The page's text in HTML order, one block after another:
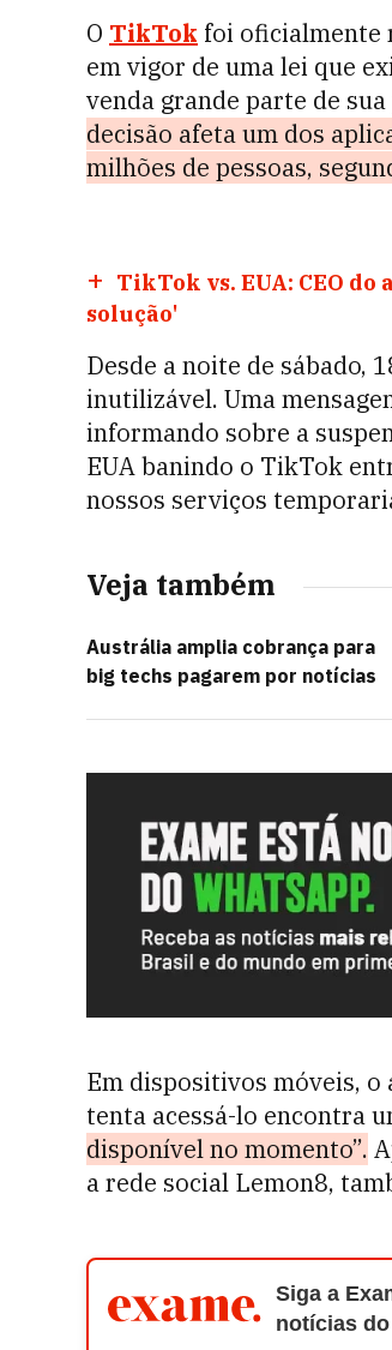
O TikTok foi oficialmente
em vigor de uma lei que
venda grande parte de
decisão afeta um dos
milhões de pessoas,
TikTok vs. EUA: CEO
solução'
Desde a noite de sábado,
inutilizável. Uma
informando sobre a
EUA banindo o TikTok
nossos serviços
Veja também
Austrália amplia cobrança para
big techs pagarem por notícias
Em dispositivos móveis, o
tenta acessá-lo encontra
disponível no momento”.
a rede social Lemon8,
Siga a
notícias